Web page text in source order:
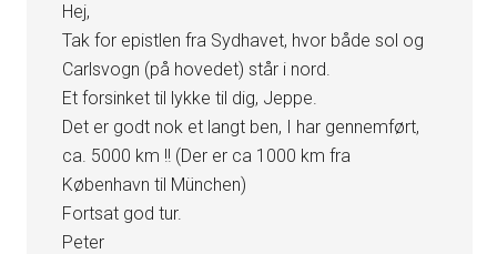
Hej,
Tak for epistlen fra Sydhavet, hvor både sol og
Carlsvogn (på hovedet) står i nord.
Et forsinket til lykke til dig, Jeppe.
Det er godt nok et langt ben, I har gennemført,
ca. 5000 km !! (Der er ca 1000 km fra
København til München)
Fortsat god tur.
Peter